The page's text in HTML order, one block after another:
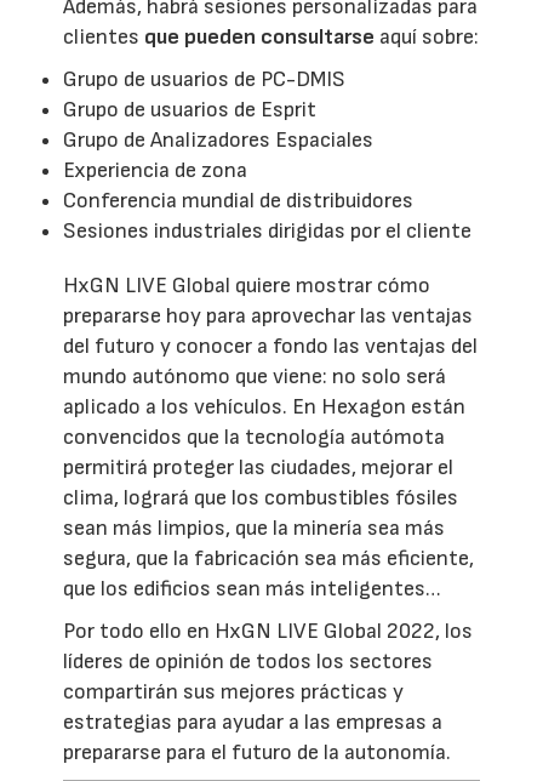
Además, habrá sesiones personalizadas para
clientes que pueden consultarse aquí sobre:
Grupo de usuarios de PC-DMIS
Grupo de usuarios de Esprit
Grupo de Analizadores Espaciales
Experiencia de zona
Conferencia mundial de distribuidores
Sesiones industriales dirigidas por el cliente
HxGN LIVE Global quiere mostrar cómo
prepararse hoy para aprovechar las ventajas
del futuro y conocer a fondo las ventajas del
mundo autónomo que viene: no solo será
aplicado a los vehículos. En Hexagon están
convencidos que la tecnología autómota
permitirá proteger las ciudades, mejorar el
clima, logrará que los combustibles fósiles
sean más limpios, que la minería sea más
segura, que la fabricación sea más eficiente,
que los edificios sean más inteligentes…
Por todo ello en HxGN LIVE Global 2022, los
líderes de opinión de todos los sectores
compartirán sus mejores prácticas y
estrategias para ayudar a las empresas a
prepararse para el futuro de la autonomía.